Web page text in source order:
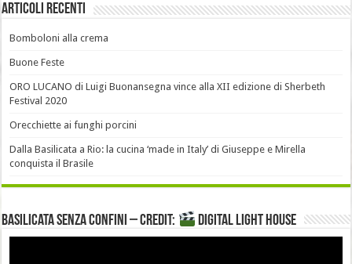
Articoli recenti
Bomboloni alla crema
Buone Feste
ORO LUCANO di Luigi Buonansegna vince alla XII edizione di Sherbeth
Festival 2020
Orecchiette ai funghi porcini
Dalla Basilicata a Rio: la cucina ‘made in Italy’ di Giuseppe e Mirella
conquista il Brasile
Basilicata senza confini – Credit: DIGITAL LIGHT HOUSE